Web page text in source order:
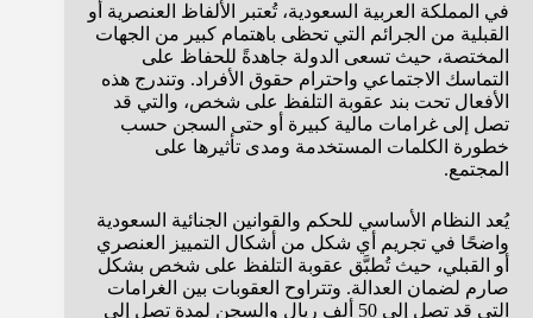
في المملكة العربية السعودية، تُعتبر الألفاظ العنصرية أو
القبلية من الجرائم التي تحظى باهتمام كبير من الجهات
المختصة، حيث تسعى الدولة جاهدةً للحفاظ على
التماسك الاجتماعي واحترام حقوق الأفراد. وتندرج هذه
الأفعال تحت بند عقوبة التلفظ على شخص، والتي قد
تصل إلى غرامات مالية كبيرة أو حتى السجن حسب
خطورة الكلمات المستخدمة ومدى تأثيرها على
المجتمع.
يُعد النظام الأساسي للحكم والقوانين الجنائية السعودية
واضحًا في تجريم أي شكل من أشكال التمييز العنصري
أو القبلي، حيث تُطبَّق عقوبة التلفظ على شخص بشكل
صارم لضمان العدالة. وتتراوح العقوبات بين الغرامات
التي قد تصل إلى 50 ألف ريال والسجن لمدة تصل إلى